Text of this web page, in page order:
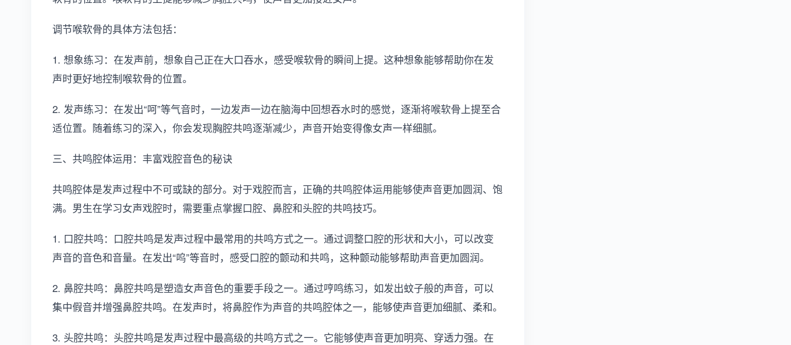
调节喉软骨的具体方法包括：
1. 想象练习：在发声前，想象自己正在大口吞水，感受喉软骨的瞬间上提。这种想象能够帮助你在发
声时更好地控制喉软骨的位置。
2. 发声练习：在发出“呵”等气音时，一边发声一边在脑海中回想吞水时的感觉，逐渐将喉软骨上提至合
适位置。随着练习的深入，你会发现胸腔共鸣逐渐减少，声音开始变得像女声一样细腻。
三、共鸣腔体运用：丰富戏腔音色的秘诀
共鸣腔体是发声过程中不可或缺的部分。对于戏腔而言，正确的共鸣腔体运用能够使声音更加圆润、饱
满。男生在学习女声戏腔时，需要重点掌握口腔、鼻腔和头腔的共鸣技巧。
1. 口腔共鸣：口腔共鸣是发声过程中最常用的共鸣方式之一。通过调整口腔的形状和大小，可以改变
声音的音色和音量。在发出“呜”等音时，感受口腔的颤动和共鸣，这种颤动能够帮助声音更加圆润。
2. 鼻腔共鸣：鼻腔共鸣是塑造女声音色的重要手段之一。通过哼鸣练习，如发出蚊子般的声音，可以
集中假音并增强鼻腔共鸣。在发声时，将鼻腔作为声音的共鸣腔体之一，能够使声音更加细腻、柔和。
3. 头腔共鸣：头腔共鸣是发声过程中最高级的共鸣方式之一。它能够使声音更加明亮、穿透力强。在